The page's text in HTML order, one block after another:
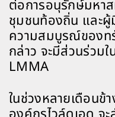
ต่อการอนุรักษ์มหา
ชุมชนท้องถิ่น และ
ความสมบูรณ์ของท
กล่าว จะมีส่วนร่วม
LMMA
ในช่วงหลายเดือนข้